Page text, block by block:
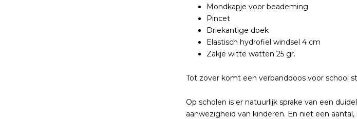
Mondkapje voor beademing
Pincet
Driekantige doek
Elastisch hydrofiel windsel 4 cm
Zakje witte watten 25 gr.
Tot zover komt een verbanddoos voor school
Op scholen is er natuurlijk sprake van een
aanwezigheid van kinderen. En niet een